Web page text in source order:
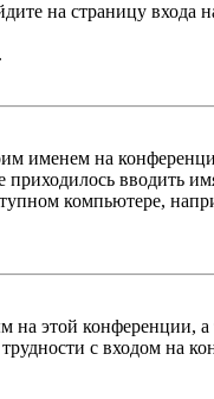
на страницу
именем на
вводить
компьютере,
на этой
с входом на